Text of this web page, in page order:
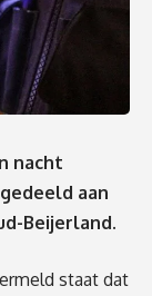
nacht
aan
Beijerland.
staat dat